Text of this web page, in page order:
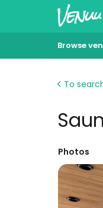
Browse
To
Photos